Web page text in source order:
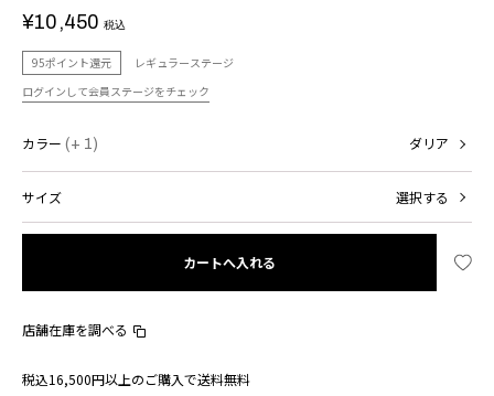
¥10,450 税込
95ポイント還元
レギュラーステージ
ログインして会員ステージをチェック
カラー (+ 1) ダリア
サイズ 選択する
カートへ入れる
店舗在庫を調べる
税込16,500円以上のご購入で送料無料